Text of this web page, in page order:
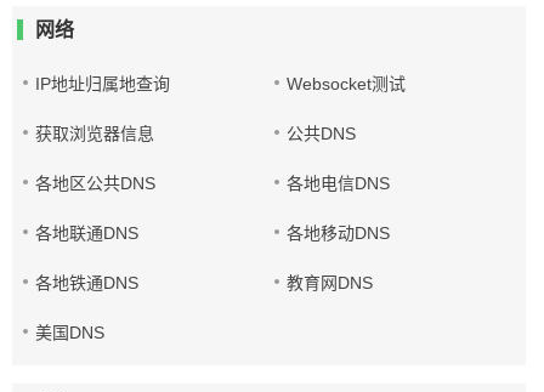
网络
IP地址归属地查询 Websocket测试
获取浏览器信息 公共DNS
各地区公共DNS 各地电信DNS
各地联通DNS 各地移动DNS
各地铁通DNS 教育网DNS
美国DNS